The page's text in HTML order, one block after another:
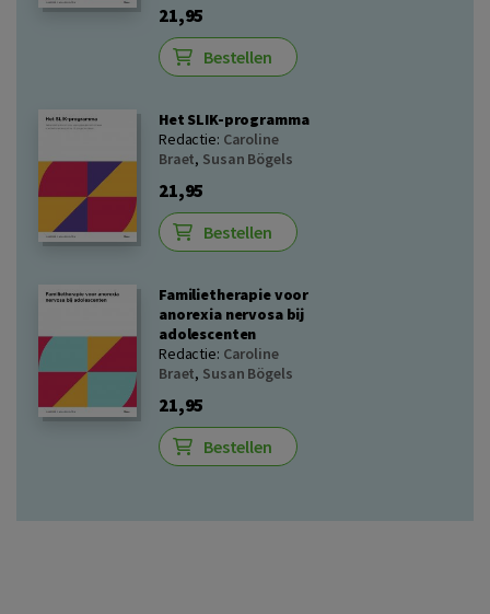
21,95
Bestellen
Het SLIK-programma
Redactie: Caroline
Braet, Susan Bögels
21,95
Bestellen
Familietherapie voor
anorexia nervosa bij
adolescenten
Redactie: Caroline
Braet, Susan Bögels
21,95
Bestellen